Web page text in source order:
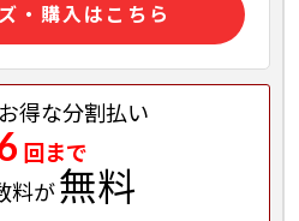
・購入はこちら
得な分割払い
回まで
料が無料